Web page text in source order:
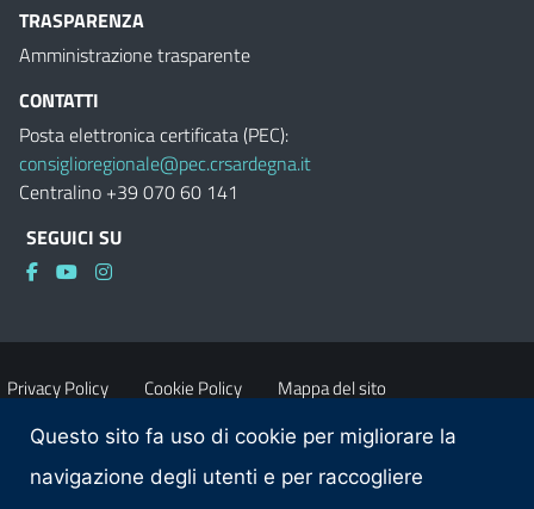
TRASPARENZA
Amministrazione trasparente
CONTATTI
Posta elettronica certificata (PEC):
consiglioregionale@pec.crsardegna.it
Centralino +39 070 60 141
SEGUICI SU
Privacy Policy Cookie Policy Mappa del sito
Accessibilità Dichiarazione di accessibilità
Questo sito fa uso di cookie per migliorare la
navigazione degli utenti e per raccogliere